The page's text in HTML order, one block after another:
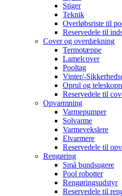
Stiger
Teknik
Overløbsriste til
Reservedele til
Cover og overdækning
Termotæppe
Lamelcover
Pooltag
Vinter/-
Oprul og
Reservedele til
Opvarmning
Varmepumper
Solvarme
Varmevekslere
Elvarmere
Reservedele til
Rengøring
Små bundsugere
Pool robotter
Rengøringsudstyr
Reservedele til